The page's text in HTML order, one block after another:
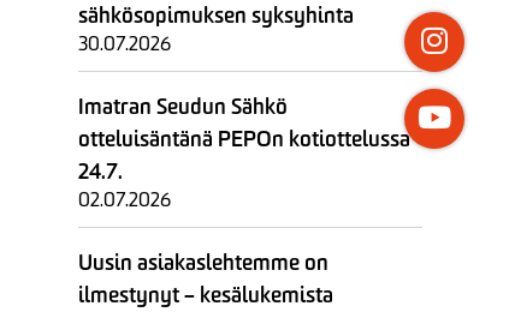
sähkösopimuksen syksyhinta
30.07.2026
Imatran Seudun Sähkö
otteluisäntänä PEPOn kotiottelussa
24.7.
02.07.2026
Uusin asiakaslehtemme on
ilmestynyt – kesälukemista